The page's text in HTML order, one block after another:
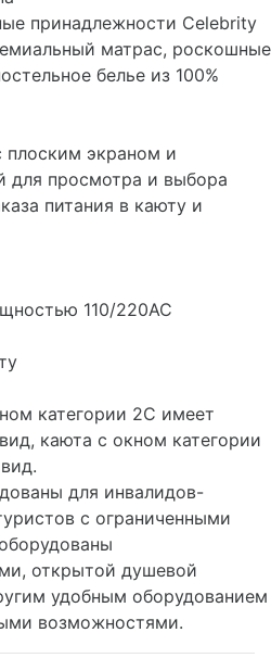
принадлежности Celebrity
матрас, роскошные
белье из 100%
экраном и
для просмотра и выбора
питания в каюту и
110/220AC
категории 2C имеет
каюта с окном категории
для инвалидов-
с ограниченными
открытой душевой
удобным оборудованием